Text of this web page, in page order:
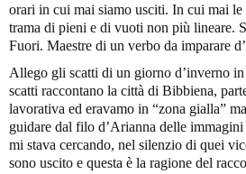
orari in cui mai siamo usciti. In cui mai le
trama di pieni e di vuoti non più lineare.
Fuori. Maestre di un verbo da imparare
Allego gli scatti di un giorno d’inverno
scatti raccontano la città di Bibbiena,
lavorativa ed eravamo in “zona gialla”
guidare dal filo d’Arianna delle
mi stava cercando, nel silenzio di quei
sono uscito e questa è la ragione del